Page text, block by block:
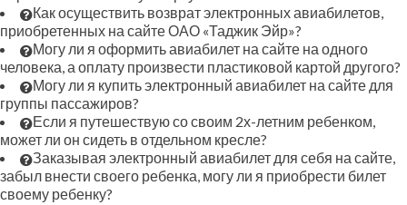
Как осуществить возврат электронных авиабилетов,
приобретенных на сайте ОАО «Таджик Эйр»?
Могу ли я оформить авиабилет на сайте на одного
человека, а оплату произвести пластиковой картой другого?
Могу ли я купить электронный авиабилет на сайте для
группы пассажиров?
Если я путешествую со своим 2х-летним ребенком,
может ли он сидеть в отдельном кресле?
Заказывая электронный авиабилет для себя на сайте,
забыл внести своего ребенка, могу ли я приобрести билет
своему ребенку?